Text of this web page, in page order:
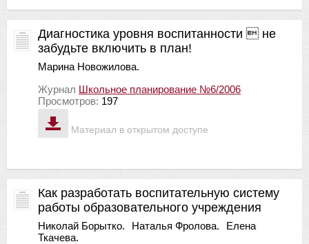
Материал в открытом доступе
Диагностика уровня воспитанности  не
забудьте включить в план!
Марина Новожилова.
Журнал Школьное планирование №6/2006
Просмотров: 197
Как разработать воспитательную систему
работы образовательного учреждения
Николай Борытко. Наталья Фролова.
Елена
Ткачева.